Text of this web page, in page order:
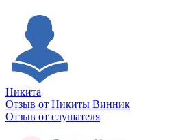
Никита
Отзыв от Никиты Винник
Отзыв от слушателя